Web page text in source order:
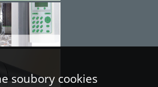
soubory cookies